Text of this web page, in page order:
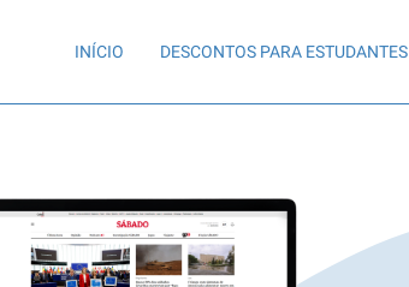
INÍCIO DESCONTOS PARA ESTUDANTES